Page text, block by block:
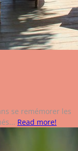
se remémorer les
Read more!